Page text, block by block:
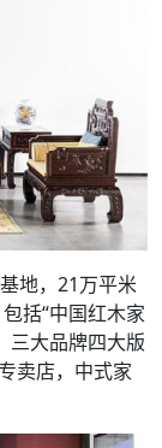
地，21万平米
括“中国红木家
三大品牌四大版
卖店，中式家